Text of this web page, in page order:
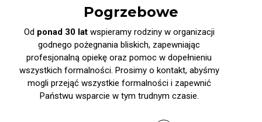
Pogrzebowe
Od ponad 30 latwspieramy rodziny w organizacji
godnego pożegnania bliskich, zapewniając
profesjonalną opiekę oraz pomoc w dopełnieniu
wszystkich formalności. Prosimy o kontakt, abyśmy
mogli przejąć wszystkie formalności i zapewnić
Państwu wsparcie w tym trudnym czasie.